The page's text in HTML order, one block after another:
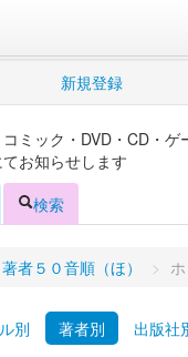
新規登録
ミック・DVD・CD・ゲ
てお知らせします
検索
者５０音順（ほ） >
別 著者別 出版社